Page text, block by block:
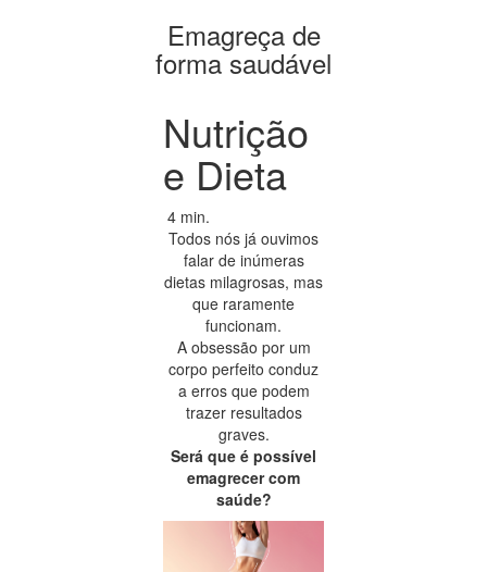
Emagreça de
forma saudável
Nutrição
e Dieta
4 min.
Todos nós já ouvimos
falar de inúmeras
dietas milagrosas, mas
que raramente
funcionam.
A obsessão por um
corpo perfeito conduz
a erros que podem
trazer resultados
graves.
Será que é possível
emagrecer com
saúde?